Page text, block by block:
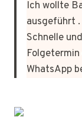
Ich wollte
ausgeführt .
Schnelle
WhatsApp